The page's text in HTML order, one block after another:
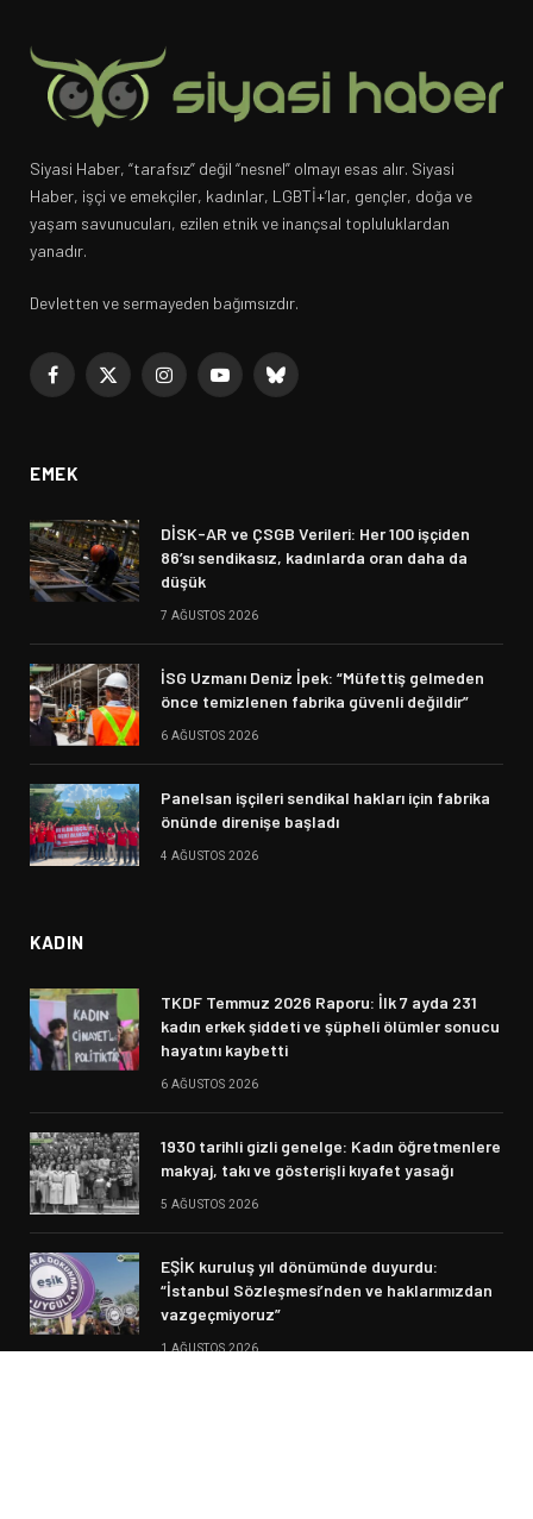
Siyasi Haber, “tarafsız” değil “nesnel” olmayı esas alır. Siyasi
Haber, işçi ve emekçiler, kadınlar, LGBTİ+’lar, gençler, doğa ve
yaşam savunucuları, ezilen etnik ve inançsal topluluklardan
yanadır.
Devletten ve sermayeden bağımsızdır.
Facebook
X
InstagramYouTubeBluesky
EMEK
DİSK-AR ve ÇSGB Verileri: Her 100 işçiden
86’sı sendikasız, kadınlarda oran daha da
düşük
7 AĞUSTOS 2026
İSG Uzmanı Deniz İpek: “Müfettiş gelmeden
önce temizlenen fabrika güvenli değildir”
6 AĞUSTOS 2026
Panelsan işçileri sendikal hakları için fabrika
önünde direnişe başladı
4 AĞUSTOS 2026
KADIN
TKDF Temmuz 2026 Raporu: İlk 7 ayda 231
kadın erkek şiddeti ve şüpheli ölümler sonucu
hayatını kaybetti
6 AĞUSTOS 2026
1930 tarihli gizli genelge: Kadın öğretmenlere
makyaj, takı ve gösterişli kıyafet yasağı
5 AĞUSTOS 2026
EŞİK kuruluş yıl dönümünde duyurdu:
“İstanbul Sözleşmesi’nden ve haklarımızdan
vazgeçmiyoruz”
1 AĞUSTOS 2026